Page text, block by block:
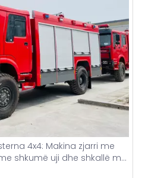
4x4: Makina zjarri me
shkumë uji dhe shkallë me